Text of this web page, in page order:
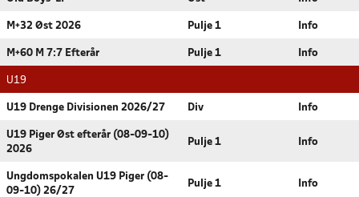
M+32 Øst 2026 Pulje 1 Info
M+60 M 7:7 Efterår Pulje 1 Info
U19
U19 Drenge Divisionen 2026/27 Div Info
U19 Piger Øst efterår (08-09-10)
2026
Pulje 1 Info
Ungdomspokalen U19 Piger (08-
09-10) 26/27
Pulje 1 Info